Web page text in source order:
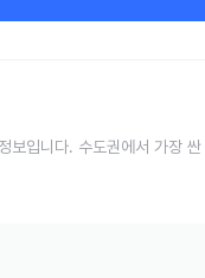
입니다. 수도권에서 가장 싼